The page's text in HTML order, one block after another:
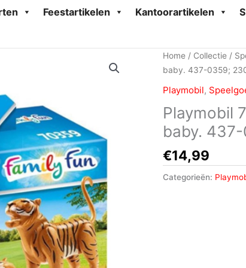
Feestartikelen Kantoorartikelen
Home / Collectie /
baby. 437-0359;
Playmobil,
Playmobil
baby.
€14,99
Categorieën: